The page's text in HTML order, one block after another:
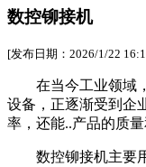
数控铆接机
[发布日期：2026/1/22
在当今工业领域
设备，正逐渐受到企
率，还能..产品的质量
数控铆接机主要